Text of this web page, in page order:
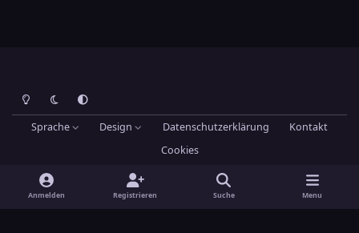
Heller ModusDunkler ModusSystemeinstellung
Sprache Design Datenschutzerklärung
Kontakt
Cookies
Hans-Joachim Maier
Invision Community
Anmelden Registrieren Suche Menu